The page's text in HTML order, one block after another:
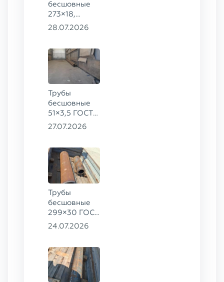
бесшовные
273×18,
168×12 ГОСТ
28.07.2026
Трубы
бесшовные
51×3,5 ГОСТ
8732-78, ст.
27.07.2026
Трубы
бесшовные
299×30 ГОСТ
8732-78, ст.
78, ст.
30ХГСА
24.07.2026